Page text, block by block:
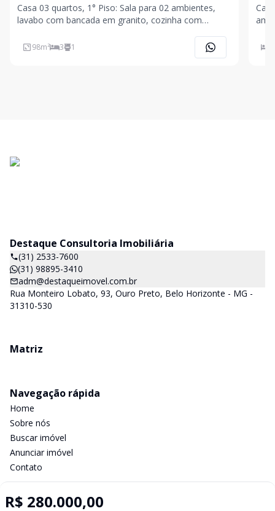
Casa 03 quartos, 1° Piso: Sala para 02 ambientes,
lavabo com bancada em granito, cozinha com
coberta. 2° Piso: 03 quartos, sendo 01 suíte com
bancada em granito, banho social com bancada em
98m² 3 1
R$ 280.000,00
Destaque Consultoria Imobiliária
(31) 2533-7600
(31) 98895-3410
adm@destaqueimovel.com.br
Rua Monteiro Lobato, 93, Ouro Preto, Belo Horizonte - MG -
31310-530
Matriz
Navegação rápida
Home
Sobre nós
Buscar imóvel
Anunciar imóvel
Contato